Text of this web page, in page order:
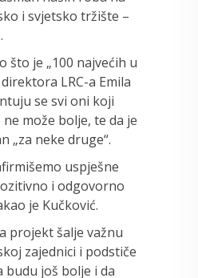
i svjetsko tržište –
što je „100 najvećih u
LRC-a Emila
se svi oni koji
može bolje, te da je
„za neke druge“.
uspješne
i odgovorno
je Kučković.
projekt šalje važnu
zajednici i podstiče
budu još bolje i da